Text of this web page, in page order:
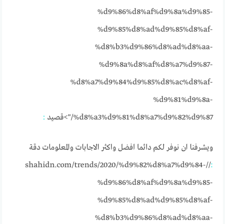
%d9%86%d8%af%d9%8a%d9%85-
%d9%85%d8%ad%d9%85%d8%af-
%d8%b3%d9%86%d8%ad%d8%aa-
%d9%8a%d8%af%d8%a7%d9%87-
%d8%a7%d9%84%d9%85%d8%ac%d8%af-
%d9%81%d9%8a-
%d8%a3%d9%81%d8%a7%d9%82%d9%87/">قصيد
:
ويشرفنا ان نوفر لكم دائما افضل واكثر الاجابات والمعلومات دقة
:
//shahidn.com/trends/2020/%d9%82%d8%a7%d9%84-
%d9%86%d8%af%d9%8a%d9%85-
%d9%85%d8%ad%d9%85%d8%af-
%d8%b3%d9%86%d8%ad%d8%aa-